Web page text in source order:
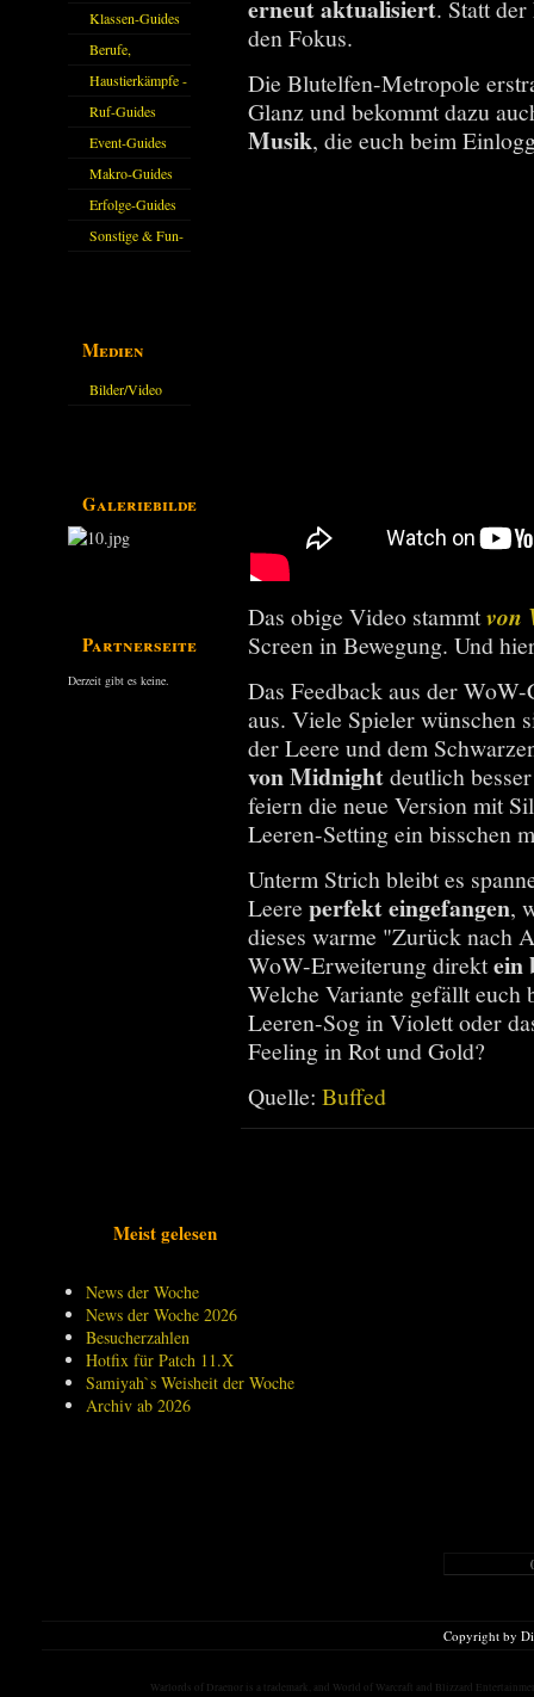
Klassen-Guides
Berufe,
Farmkarten und
Haustiere
Haustierkämpfe -
Guide
Ruf-Guides
Event-Guides
Makro-Guides
Erfolge-Guides
Sonstige & Fun-
Medien
Bilder/Video
Galeriebilder
Partnerseiten
Derzeit gibt es keine.
erneut aktualisiert. Statt
den Fokus.
Die Blutelfen-Metropole
Glanz und bekommt dazu
Musik, die euch beim
Das obige Video stammtvon
Screen in Bewegung. Und
Das Feedback aus der
aus. Viele Spieler wünschen
der Leere und dem
von Midnightdeutlich
feiern die neue Version mit
Leeren-Setting ein bisschen
Unterm Strich bleibt es
Leere perfekt eingefangen,
dieses warme "Zurück nach
WoW-Erweiterung direktein
Welche Variante gefällt euch
Leeren-Sog in Violett oder
Feeling in Rot und Gold?
Quelle: Buffed
Meist gelesen
News der Woche
News der Woche 2026
Besucherzahlen
Hotfix für Patch 11.X
Samiyah`s Weisheit der Woche
Archiv ab 2026
Copyright by
Warlords of Draenor is a trademark, and World of Warcraft and Blizzard